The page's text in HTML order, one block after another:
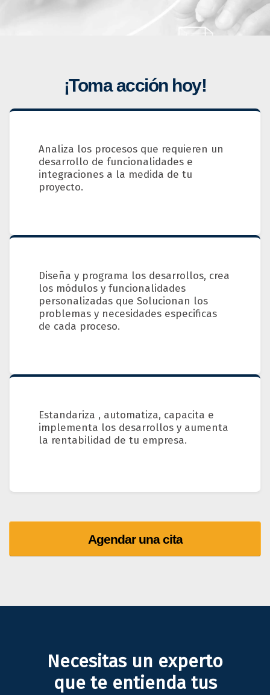
¡Toma acción hoy!
Analiza los procesos que requieren un
desarrollo de funcionalidades e
integraciones a la medida de tu
proyecto.
Diseña y programa los desarrollos, crea
los módulos y funcionalidades
personalizadas que Solucionan los
problemas y necesidades especificas
de cada proceso.
Estandariza , automatiza, capacita e
implementa los desarrollos y aumenta
la rentabilidad de tu empresa.
Agendar una cita
Necesitas un experto
que te entienda tus